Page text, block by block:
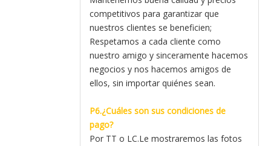
competitivos para garantizar que
nuestros clientes se beneficien;
Respetamos a cada cliente como
nuestro amigo y sinceramente hacemos
negocios y nos hacemos amigos de
ellos, sin importar quiénes sean.
P6.¿Cuáles son sus condiciones de
pago?
Por TT o LC.Le mostraremos las fotos